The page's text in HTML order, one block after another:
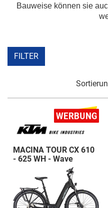
Bauweise können sie
FILTER
MACINA TOUR CX 610
- 625 WH - Wave